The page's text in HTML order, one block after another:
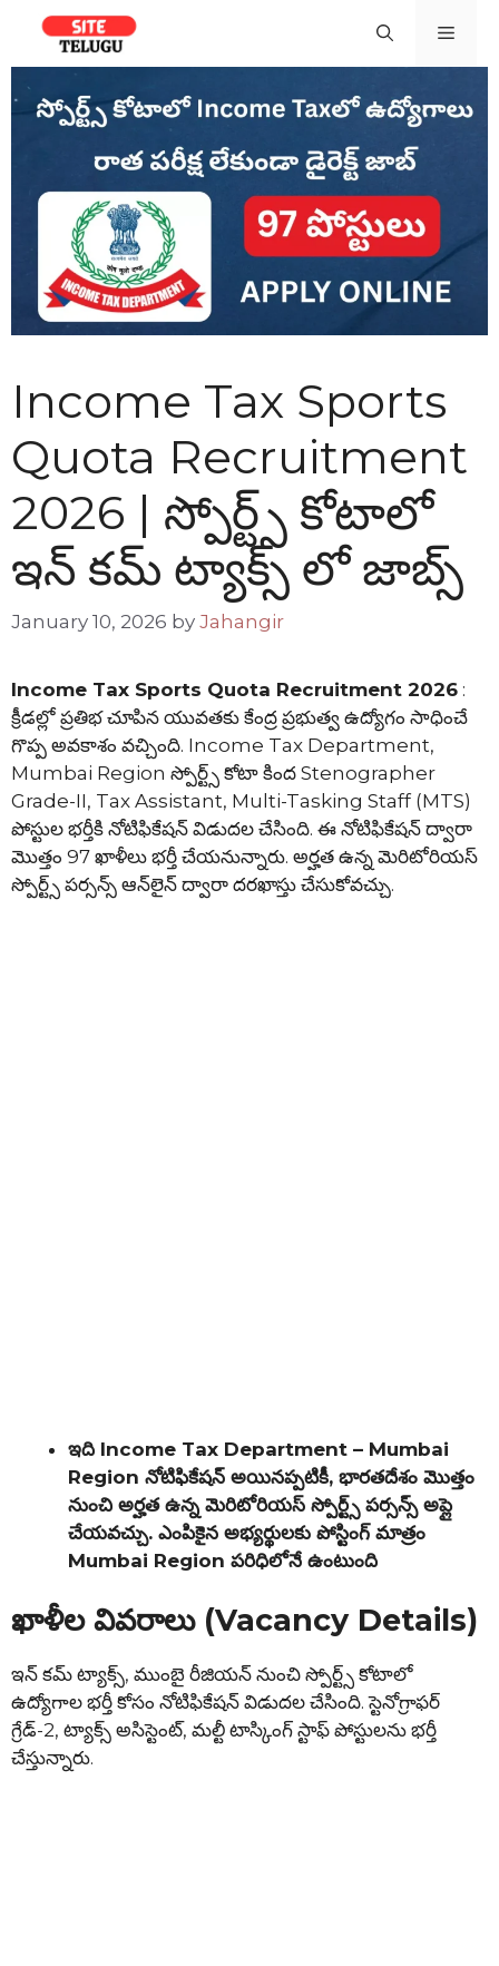
content
Income Tax Sports
Quota Recruitment
2026 | స్పోర్ట్స్ కోటాలో
ఇన్ కమ్ ట్యాక్స్ లో జాబ్స్
January 10, 2026 by Jahangir
Income Tax Sports Quota Recruitment 2026 :
క్రీడల్లో ప్రతిభ చూపిన యువతకు కేంద్ర ప్రభుత్వ ఉద్యోగం సాధించే
గొప్ప అవకాశం వచ్చింది. Income Tax Department,
Mumbai Region స్పోర్ట్స్ కోటా కింద Stenographer
Grade-II, Tax Assistant, Multi-Tasking Staff (MTS)
పోస్టుల భర్తీకి నోటిఫికేషన్ విడుదల చేసింది. ఈ నోటిఫికేషన్ ద్వారా
మొత్తం 97 ఖాళీలు భర్తీ చేయనున్నారు. అర్హత ఉన్న మెరిటోరియస్
స్పోర్ట్స్ పర్సన్స్ ఆన్‌లైన్ ద్వారా దరఖాస్తు చేసుకోవచ్చు.
ఇది Income Tax Department – Mumbai
Region నోటిఫికేషన్ అయినప్పటికీ, భారతదేశం మొత్తం
నుంచి అర్హత ఉన్న మెరిటోరియస్ స్పోర్ట్స్ పర్సన్స్ అప్లై
చేయవచ్చు. ఎంపికైన అభ్యర్థులకు పోస్టింగ్ మాత్రం
Mumbai Region పరిధిలోనే ఉంటుంది
ఖాళీల వివరాలు (Vacancy Details)
ఇన్ కమ్ ట్యాక్స్, ముంబై రీజియన్ నుంచి స్పోర్ట్స్ కోటాలో
ఉద్యోగాల భర్తీ కోసం నోటిఫికేషన్ విడుదల చేసింది. స్టెనోగ్రాఫర్
గ్రేడ్-2, ట్యాక్స్ అసిస్టెంట్, మల్టీ టాస్కింగ్ స్టాఫ్ పోస్టులను భర్తీ
చేస్తున్నారు.